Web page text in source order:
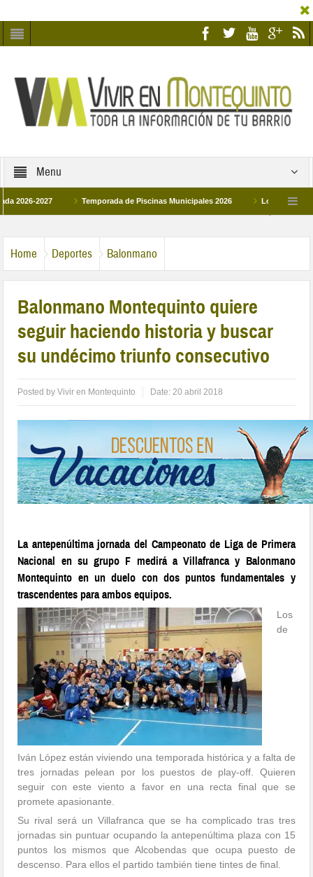
Menu
2027 Temporada de Piscinas Municipales 2026 Los Campus de
Home Deportes Balonmano
Balonmano Montequinto quiere
seguir haciendo historia y buscar
su undécimo triunfo consecutivo
Posted byVivir en Montequinto Date:20 abril 2018
La antepenúltima jornada del Campeonato de Liga de Primera
Nacional en su grupo F medirá a Villafranca y Balonmano
Montequinto en un duelo con dos puntos fundamentales y
trascendentes para ambos equipos.
Los
de
Iván López están viviendo una temporada histórica y a falta de
tres jornadas pelean por los puestos de play-off. Quieren
seguir con este viento a favor en una recta final que se
promete apasionante.
Su rival será un Villafranca que se ha complicado tras tres
jornadas sin puntuar ocupando la antepenúltima plaza con 15
puntos los mismos que Alcobendas que ocupa puesto de
descenso. Para ellos el partido también tiene tintes de final.